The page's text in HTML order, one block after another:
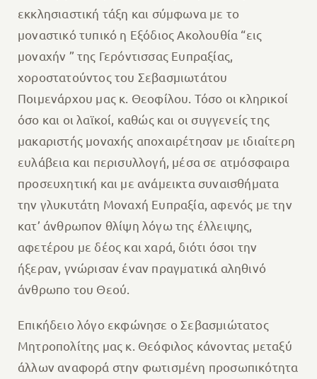
εκκλησιαστική τάξη και σύμφωνα με το
μοναστικό τυπικό η Εξόδιος Ακολουθία “εις
μοναχήν ” της Γερόντισσας Ευπραξίας,
χοροστατούντος του Σεβασμιωτάτου
Ποιμενάρχου μας κ. Θεοφίλου. Τόσο οι κληρικοί
όσο και οι λαϊκοί, καθώς και οι συγγενείς της
μακαριστής μοναχής αποχαιρέτησαν με ιδιαίτερη
ευλάβεια και περισυλλογή, μέσα σε ατμόσφαιρα
προσευχητική και με ανάμεικτα συναισθήματα
την γλυκυτάτη Μοναχή Ευπραξία, αφενός με την
κατ’ άνθρωπον θλίψη λόγω της έλλειψης,
αφετέρου με δέος και χαρά, διότι όσοι την
ήξεραν, γνώρισαν έναν πραγματικά αληθινό
άνθρωπο του Θεού.
Επικήδειο λόγο εκφώνησε ο Σεβασμιώτατος
Μητροπολίτης μας κ. Θεόφιλος κάνοντας μεταξύ
άλλων αναφορά στην φωτισμένη προσωπικότητα